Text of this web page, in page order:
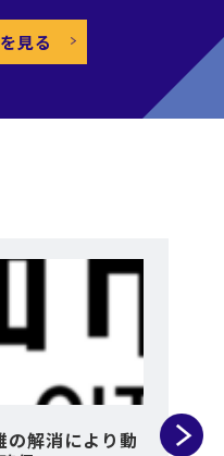
見る
の解消により動